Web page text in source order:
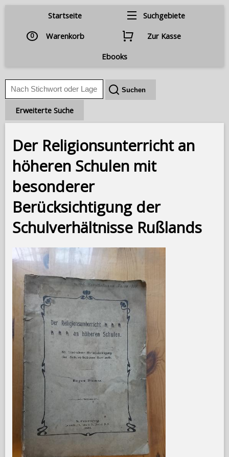
Startseite Suchgebiete
0 Warenkorb
Zur Kasse
Ebooks
Erweiterte Suche
Der Religionsunterricht an
höheren Schulen mit
besonderer
Berücksichtigung der
Schulverhältnisse Rußlands